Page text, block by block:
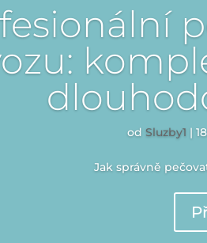
od Sluzby1 |
Jak správně